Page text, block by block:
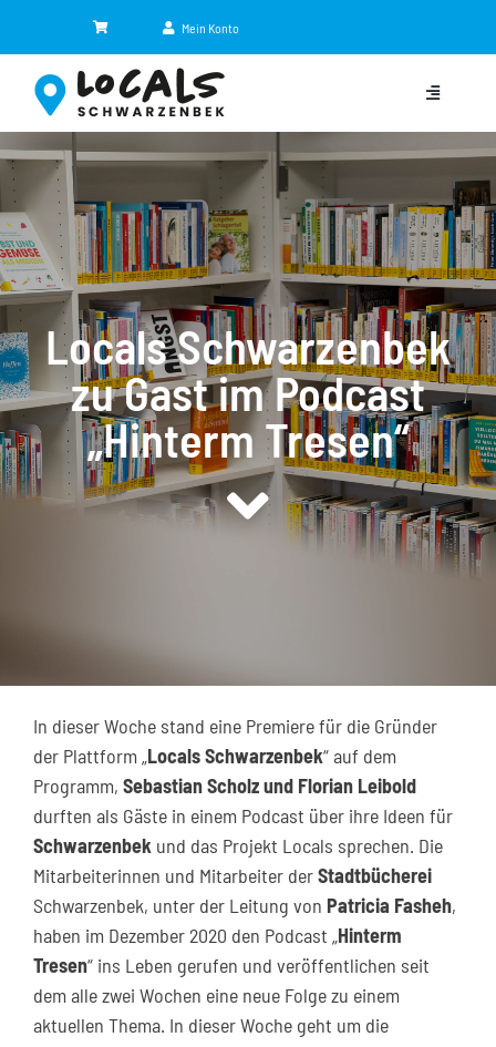
springen
Mein Konto
Toggle
Kategorien
Eventkalender
Jobbörse NEU
Shop
Partner
Locals Schwarzenbek
zu Gast im Podcast
„Hinterm Tresen“
In dieser Woche stand eine Premiere für die Gründer
der Plattform „Locals Schwarzenbek“ auf dem
Programm, Sebastian Scholz und Florian Leibold
durften als Gäste in einem Podcast über ihre Ideen für
Schwarzenbek und das Projekt Locals sprechen. Die
Mitarbeiterinnen und Mitarbeiter derStadtbücherei
Schwarzenbek, unter der Leitung von Patricia Fasheh,
haben im Dezember 2020 den Podcast „Hinterm
Tresen“ ins Leben gerufen und veröffentlichen seit
dem alle zwei Wochen eine neue Folge zu einem
aktuellen Thema. In dieser Woche geht um die